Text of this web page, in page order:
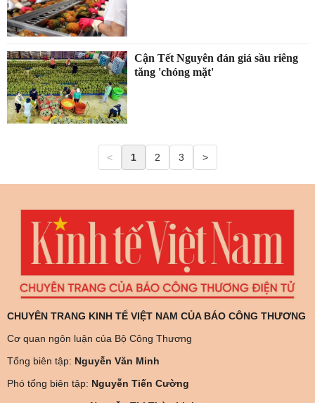
Cận Tết Nguyên đán giá sầu riêng
tăng 'chóng mặt'
< 1 2 3 >
CHUYÊN TRANG KINH TẾ VIỆT NAM CỦA BÁO CÔNG THƯƠNG
Cơ quan ngôn luận của Bộ Công Thương
Tổng biên tập: Nguyễn Văn Minh
Phó tổng biên tập: Nguyễn Tiến Cường